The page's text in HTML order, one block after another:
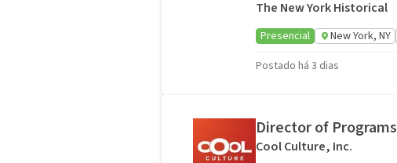
The New York Historical
Presencial New York, NY
Postado há 3 dias
Director of Programs
Cool Culture, Inc.